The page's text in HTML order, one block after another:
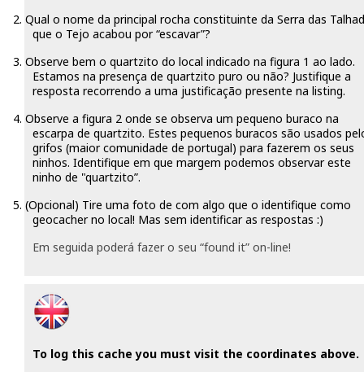
2. Qual o nome da principal rocha constituinte da Serra das
que o Tejo acabou por “escavar”?
3. Observe bem o quartzito do local indicado na figura 1 ao lado.
Estamos na presença de quartzito puro ou não? Justifique a
resposta recorrendo a uma justificação presente na listing.
4. Observe a figura 2 onde se observa um pequeno buraco na
escarpa de quartzito. Estes pequenos buracos são usados
grifos (maior comunidade de portugal) para fazerem os seus
ninhos. Identifique em que margem podemos observar este
ninho de "quartzito”.
5. (Opcional) Tire uma foto de com algo que o identifique como
geocacher no local! Mas sem identificar as respostas :)
Em seguida poderá fazer o seu “found it” on-line!
To log this cache you must visit the coordinates above.